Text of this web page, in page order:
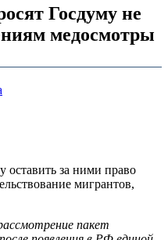
Госдуму не
медосмотры
оставить за ними право
мигрантов,
пакет